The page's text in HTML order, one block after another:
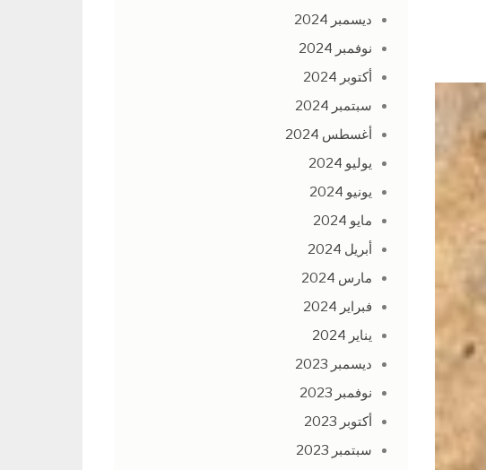
ديسمبر 2024
نوفمبر 2024
أكتوبر 2024
سبتمبر 2024
أغسطس 2024
يوليو 2024
يونيو 2024
مايو 2024
أبريل 2024
مارس 2024
فبراير 2024
يناير 2024
ديسمبر 2023
نوفمبر 2023
أكتوبر 2023
سبتمبر 2023